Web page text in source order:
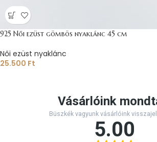
925 Női ezüst gömbös nyaklánc 45 cm
Női ezüst nyaklánc
25.500 Ft